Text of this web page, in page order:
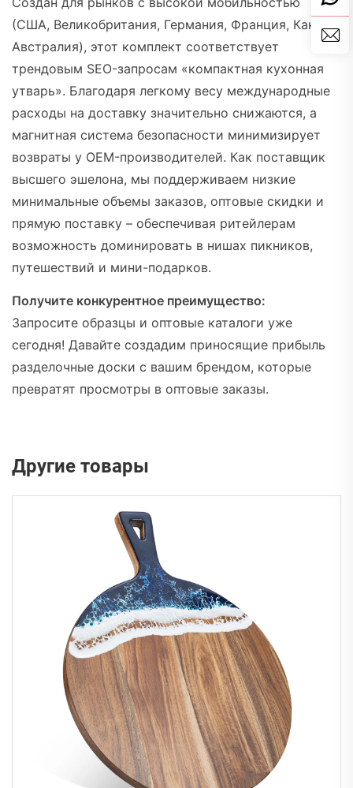
(США, Великобритания, Германия, Франция, Канада,
Австралия), этот комплект соответствует
трендовым SEO-запросам «компактная кухонная
утварь». Благодаря легкому весу международные
расходы на доставку значительно снижаются, а
магнитная система безопасности минимизирует
возвраты у OEM-производителей. Как поставщик
высшего эшелона, мы поддерживаем низкие
минимальные объемы заказов, оптовые скидки и
прямую поставку – обеспечивая ритейлерам
возможность доминировать в нишах пикников,
путешествий и мини-подарков.
Получите конкурентное преимущество:
Запросите образцы и оптовые каталоги уже
сегодня! Давайте создадим приносящие прибыль
разделочные доски с вашим брендом, которые
превратят просмотры в оптовые заказы.
Другие товары